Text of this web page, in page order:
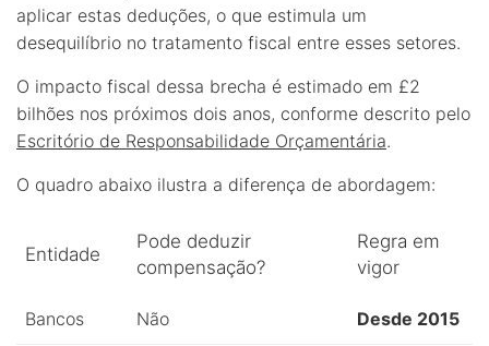
aplicar estas deduções, o que estimula um
desequilíbrio no tratamento fiscal entre esses setores.
O impacto fiscal dessa brecha é estimado em £2
bilhões nos próximos dois anos, conforme descrito pelo
Escritório de Responsabilidade Orçamentária.
O quadro abaixo ilustra a diferença de abordagem:
Entidade
Pode deduzir
compensação?
Regra em
vigor
Bancos Não Desde 2015